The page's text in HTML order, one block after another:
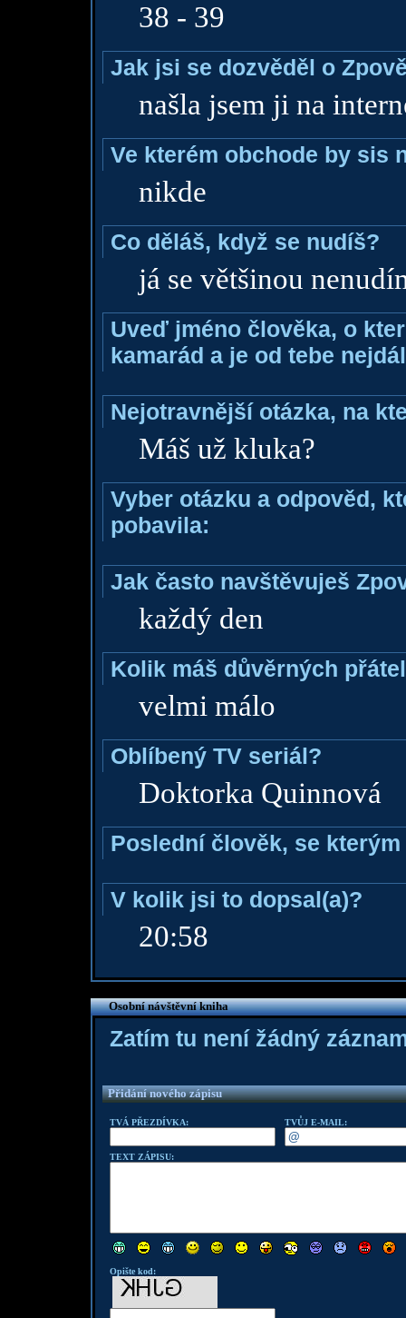
38 - 39
Jak jsi se dozvěděl o
našla jsem ji na
Ve kterém obchode by sis
nikde
Co děláš, když se nudíš?
já se většinou
Uveď jméno člověka, o
kamarád a je od tebe
Nejotravnější otázka, na
Máš už kluka?
Vyber otázku a odpověd,
pobavila:
Jak často navštěvuješ
každý den
Kolik máš důvěrných
velmi málo
Oblíbený TV seriál?
Doktorka Quinnová
Poslední člověk, se
V kolik jsi to dopsal(a)?
20:58
Osobní návštěvní kniha
Zatím tu není žádný
Přidání nového zápisu
TVÁ PŘEZDÍVKA: TVŮJ E-MAIL:
TEXT ZÁPISU:
Opište kod: